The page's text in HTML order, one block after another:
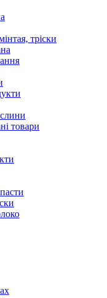
тріски
товари